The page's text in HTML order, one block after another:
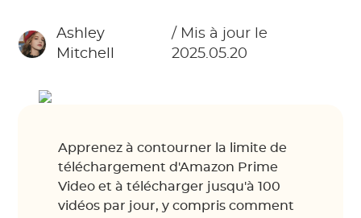
Ashley
Mitchell
/ Mis à jour le
2025.05.20
Apprenez à contourner la limite de
téléchargement d'Amazon Prime
Video et à télécharger jusqu'à 100
vidéos par jour, y compris comment